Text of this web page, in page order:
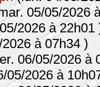
05/05/2026
2026 à 22h01
à 07h34 )
06/05/2026 à
05/2026 à